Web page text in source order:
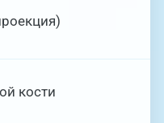
кости